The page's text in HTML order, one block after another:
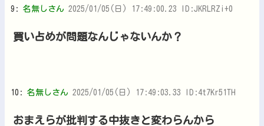
9: 名無しさん 2025/01/05(日) 17:49:00.23 ID:JKRLRZi+0
買い占めが問題なんじゃないんか？
10: 名無しさん 2025/01/05(日) 17:49:03.33 ID:4t7Kr51TH
おまえらが批判する中抜きと変わらんから